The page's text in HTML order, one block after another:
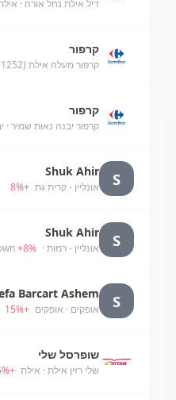
דיל אילת נחל אורה ·
קרפור
קרפור מעלה אילת (1252)
קרפור
קרפור יבנה נאות שמיר ·
S
Shuk Ahir
אונליין - קרית גת +
8%
S
Shuk Ahir
אונליין - רמות · unknown
+8%
S
Barcart Ashem
אופקים · אופקים +
15%
שופרסל שלי
שלי רזין אילת · אילת +
%